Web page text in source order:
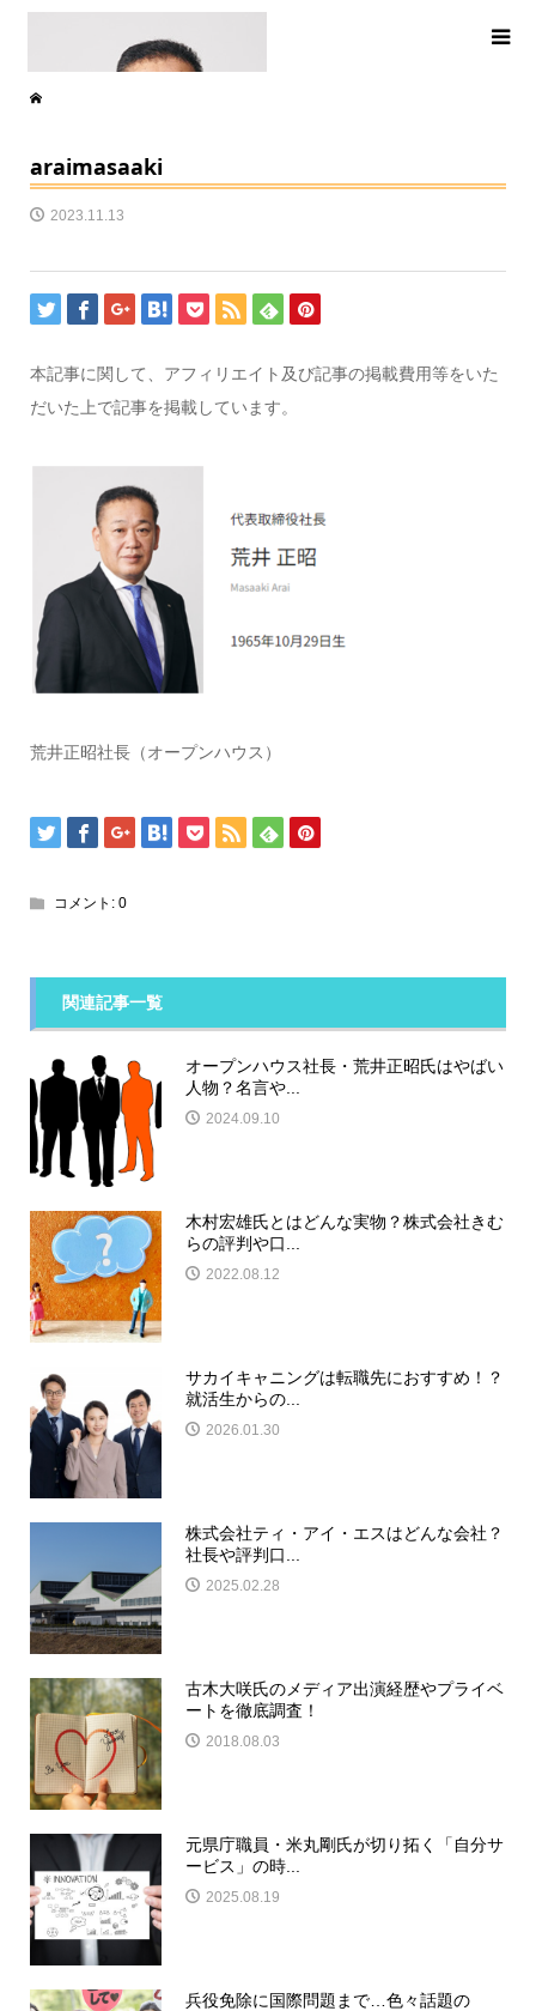
araimasaaki
2023.11.13
本記事に関して、アフィリエイト及び記事の掲載費用等をいた
だいた上で記事を掲載しています。
荒井正昭社長（オープンハウス）
コメント: 0
関連記事一覧
オープンハウス社長・荒井正昭氏はやばい
人物？名言や...
2024.09.10
木村宏雄氏とはどんな実物？株式会社きむ
らの評判や口...
2022.08.12
サカイキャニングは転職先におすすめ！？
就活生からの...
2026.01.30
株式会社ティ・アイ・エスはどんな会社？
社長や評判口...
2025.02.28
古木大咲氏のメディア出演経歴やプライベ
ートを徹底調査！
2018.08.03
元県庁職員・米丸剛氏が切り拓く「自分サ
ービス」の時...
2025.08.19
兵役免除に国際問題まで…色々話題の